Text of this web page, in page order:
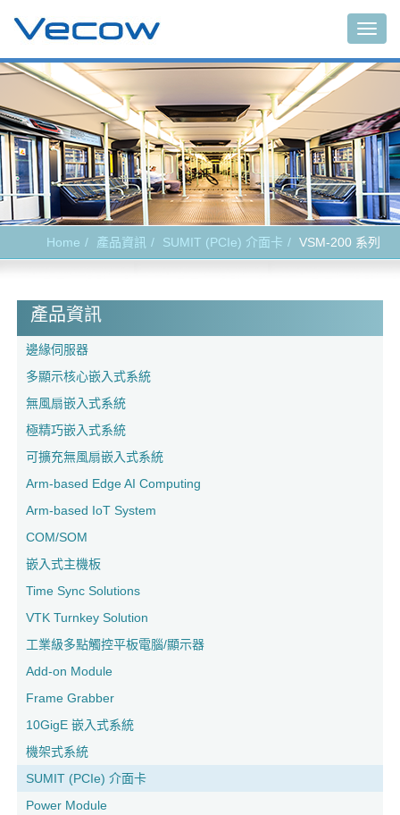
Home 產品資訊 SUMIT (PCIe) 介面卡 VSM-200 系列
產品資訊
邊緣伺服器
多顯示核心嵌入式系統
無風扇嵌入式系統
極精巧嵌入式系統
可擴充無風扇嵌入式系統
Arm-based Edge AI Computing
Arm-based IoT System
COM/SOM
嵌入式主機板
Time Sync Solutions
VTK Turnkey Solution
工業級多點觸控平板電腦/顯示器
Add-on Module
Frame Grabber
10GigE 嵌入式系統
機架式系統
SUMIT (PCIe) 介面卡
Power Module